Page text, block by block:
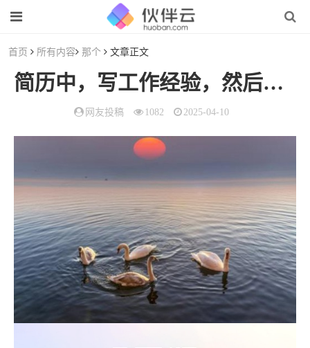
首页 所有内容 那个 文章正文
简历中，写工作经验，然后她有个
网友投稿 1082 2025-04-10